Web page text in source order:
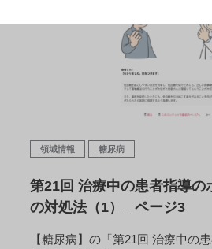
領域情報 糖尿病
第21回 治療中の患者指導の
の対処法（1）_ ページ3
【糖尿病】の「第21回 治療中の